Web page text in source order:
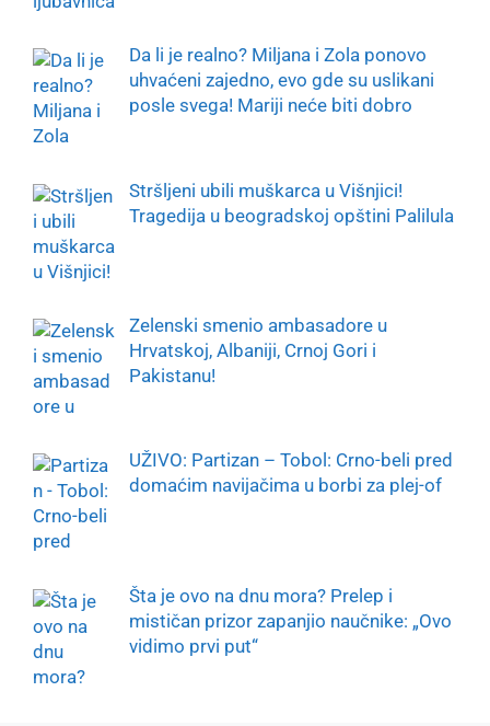
Da li je realno? Miljana i Zola ponovo
uhvaćeni zajedno, evo gde su uslikani
posle svega! Mariji neće biti dobro
Stršljeni ubili muškarca u Višnjici!
Tragedija u beogradskoj opštini Palilula
Zelenski smenio ambasadore u
Hrvatskoj, Albaniji, Crnoj Gori i
Pakistanu!
UŽIVO: Partizan – Tobol: Crno-beli pred
domaćim navijačima u borbi za plej-of
Šta je ovo na dnu mora? Prelep i
mističan prizor zapanjio naučnike: „Ovo
vidimo prvi put“